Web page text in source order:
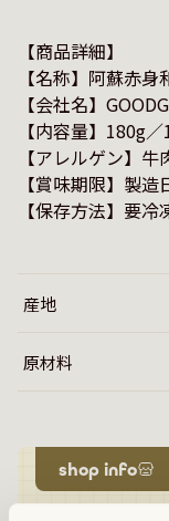
【商品詳細】
【名称】阿蘇赤
【会社名】
【内容量】180g
【アレルゲン】牛
【賞味期限】製
【保存方法】要
産地
原材料
shop info